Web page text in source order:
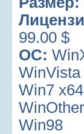
99.00 $
ОС:
WinVista
Win7
Win98